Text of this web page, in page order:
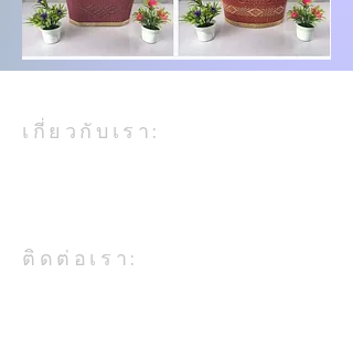
เกี่ยวกับเรา:
ติดต่อเรา: